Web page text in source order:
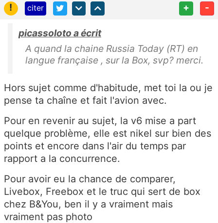
!
citer + -
picassoloto a écrit
A quand la chaine Russia Today (RT) en
langue française , sur la Box, svp? merci.
Hors sujet comme d'habitude, met toi la ou je
pense ta chaîne et fait l'avion avec.
Pour en revenir au sujet, la v6 mise a part
quelque problème, elle est nikel sur bien des
points et encore dans l'air du temps par
rapport a la concurrence.
Pour avoir eu la chance de comparer,
Livebox, Freebox et le truc qui sert de box
chez B&You, ben il y a vraiment mais
vraiment pas photo